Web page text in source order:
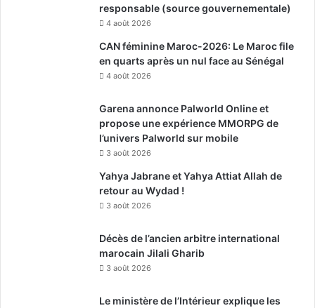
responsable (source gouvernementale)
4 août 2026
CAN féminine Maroc-2026: Le Maroc file
en quarts après un nul face au Sénégal
4 août 2026
Garena annonce Palworld Online et
propose une expérience MMORPG de
l’univers Palworld sur mobile
3 août 2026
Yahya Jabrane et Yahya Attiat Allah de
retour au Wydad !
3 août 2026
Décès de l’ancien arbitre international
marocain Jilali Gharib
3 août 2026
Le ministère de l’Intérieur explique les